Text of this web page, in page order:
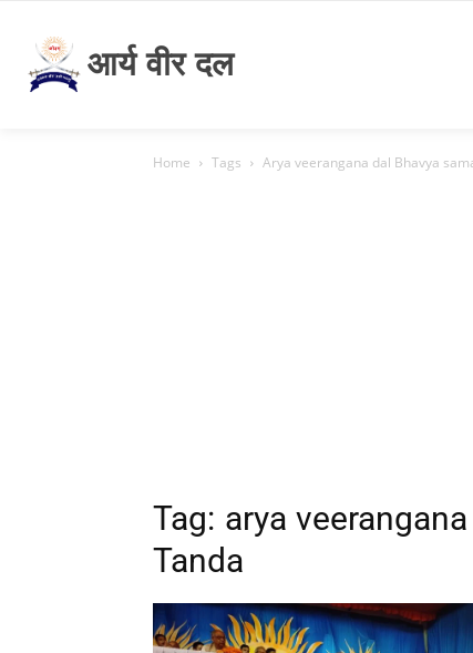
आर्य वीर दल
Home Tags Arya veerangana dal Bhavya
Tag: arya
Tanda